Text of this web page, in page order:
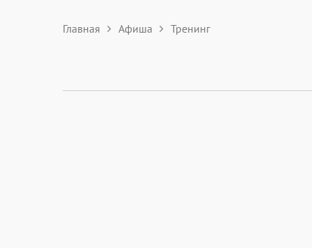
Главная Афиша Тренинг